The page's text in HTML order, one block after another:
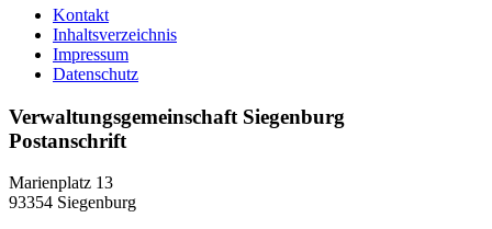
Kontakt
Inhaltsverzeichnis
Impressum
Datenschutz
Verwaltungsgemeinschaft Siegenburg
Postanschrift
Marienplatz 13
93354 Siegenburg